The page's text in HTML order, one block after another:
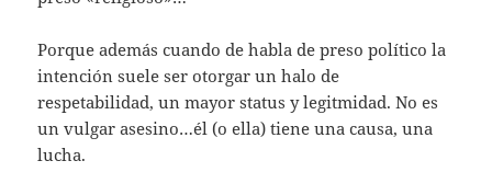
Porque además cuando de habla de preso político la
intención suele ser otorgar un halo de
respetabilidad, un mayor status y legitmidad. No es
un vulgar asesino…él (o ella) tiene una causa, una
lucha.